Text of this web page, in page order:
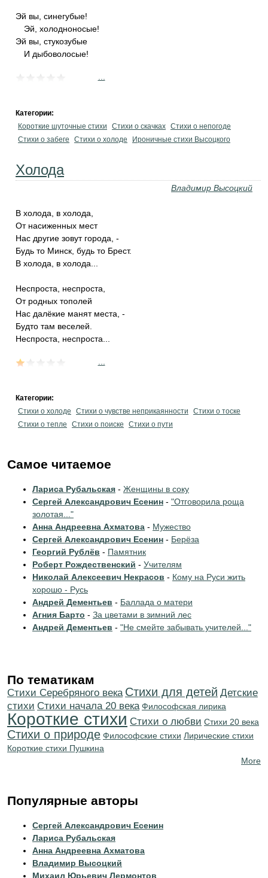
Эй вы, синегубые!
Эй, холодноносые!
Эй вы, стукозубые
И дыбоволосые!
Категории:
Короткие шуточные стихи
Стихи о скачках Стихи о непогоде
Стихи о забеге
Стихи о холоде Ироничные стихи Высоцкого
Холода
Владимир Высоцкий
В холода, в холода,
От насиженных мест
Нас другие зовут города, -
Будь то Минск, будь то Брест.
В холода, в холода...
Неспроста, неспроста,
От родных тополей
Нас далёкие манят места, -
Будто там веселей.
Неспроста, неспроста...
Категории:
Стихи о холоде
Стихи о чувстве неприкаянности
Стихи о тоске
Стихи о тепле
Стихи о поиске Стихи о пути
Самое читаемое
Лариса Рубальская - Женщины в соку
Сергей Александрович Есенин - "Отговорила роща
золотая..."
Анна Андреевна Ахматова - Мужество
Сергей Александрович Есенин - Берёза
Георгий Рублёв - Памятник
Роберт Рождественский - Учителям
Николай Алексеевич Некрасов - Кому на Руси жить
хорошо - Русь
Андрей Дементьев - Баллада о матери
Агния Барто - За цветами в зимний лес
Андрей Дементьев - "Не смейте забывать учителей..."
По тематикам
Cтихи Серебряного века Стихи для детей Детские
стихи Cтихи начала 20 века Философская лирика
Короткие стихи Стихи о любви Стихи 20 века
Стихи о природе Философские стихи Лирические стихи
Короткие стихи Пушкина
More
Популярные авторы
Сергей Александрович Есенин
Лариса Рубальская
Анна Андреевна Ахматова
Владимир Высоцкий
Михаил Юрьевич Лермонтов